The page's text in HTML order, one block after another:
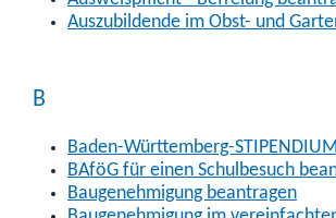
Auszubildende im Obst- und
B
Baden-Württemberg-
BAföG für einen Schulbesuch
Baugenehmigung beantragen